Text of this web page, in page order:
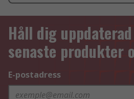
Håll dig
senaste produkter
E-postadress